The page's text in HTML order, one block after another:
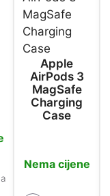
Apple
AirPods 3
MagSafe
Charging
Case
Nema cijene